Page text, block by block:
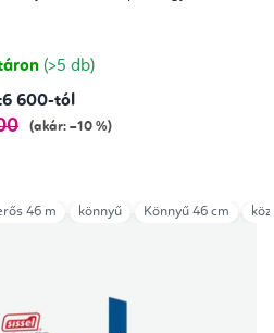
(>5 db)
600-tól
(akár: –10 %)
46 m könnyű Könnyű 46 cm